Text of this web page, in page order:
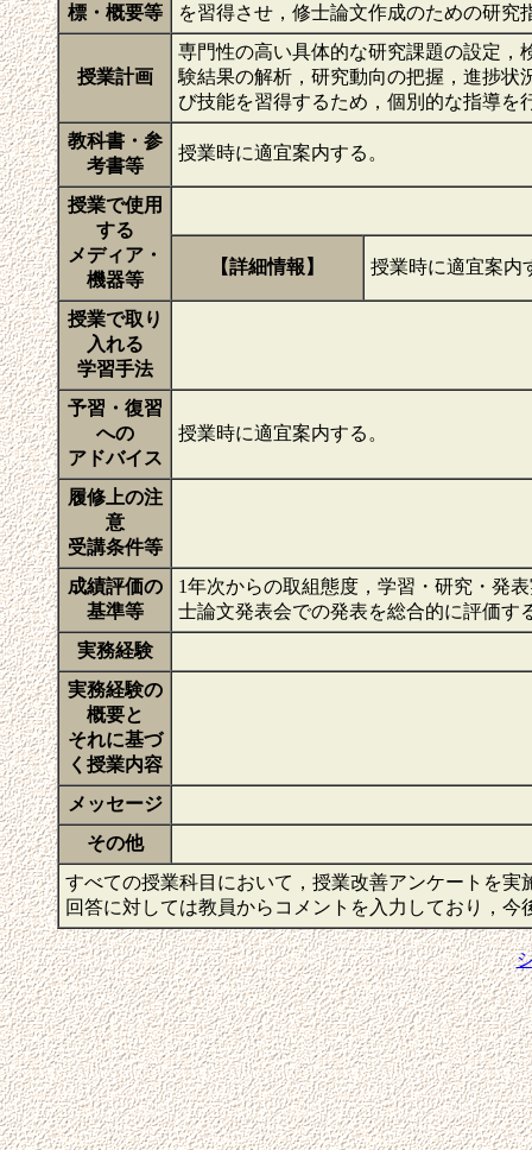
標・概要等
を習得させ，修士論文作成のための研究
授業計画
専門性の高い具体的な研究課題の設定，
験結果の解析，研究動向の把握，進捗状
び技能を習得するため，個別的な指導を
教科書・参
考書等
授業時に適宜案内する。
授業で使用
する
メディア・
機器等
【詳細情報】 授業時に適宜案内
授業で取り
入れる
学習手法
予習・復習
への
アドバイス
授業時に適宜案内する。
履修上の注
意
受講条件等
成績評価の
基準等
1年次からの取組態度，学習・研究・発
士論文発表会での発表を総合的に評価す
実務経験
実務経験の
概要と
それに基づ
く授業内容
メッセージ
その他
すべての授業科目において，授業改善アンケートを
回答に対しては教員からコメントを入力しており，